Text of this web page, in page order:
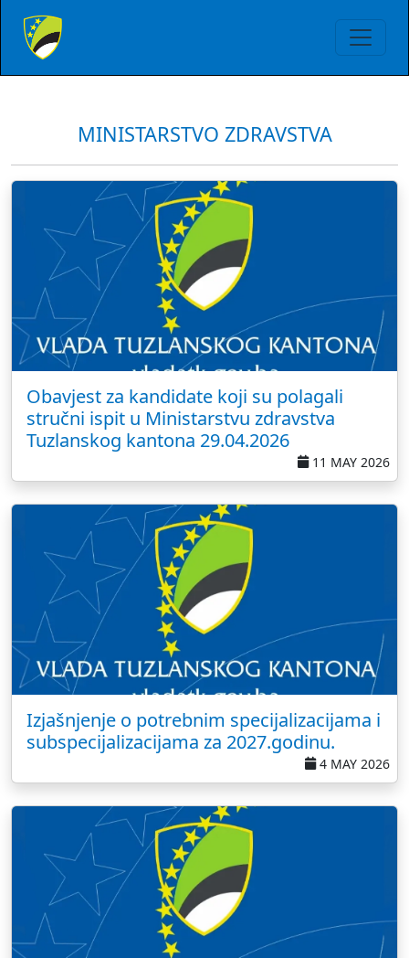
MINISTARSTVO ZDRAVSTVA
Obavjest za kandidate koji su polagali
stručni ispit u Ministarstvu zdravstva
Tuzlanskog kantona 29.04.2026
11 MAY 2026
Izjašnjenje o potrebnim specijalizacijama i
subspecijalizacijama za 2027.godinu.
4 MAY 2026